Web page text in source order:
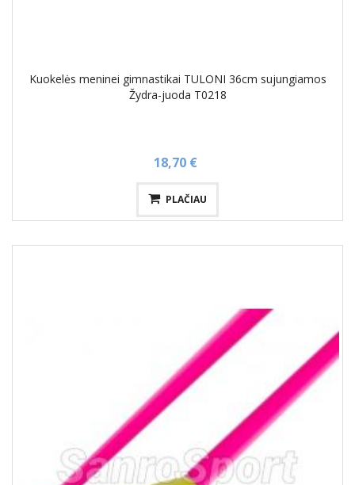
Kuokelės meninei gimnastikai TULONI 36cm sujungiamos
Žydra-juoda T0218
18,70 €
PLAČIAU